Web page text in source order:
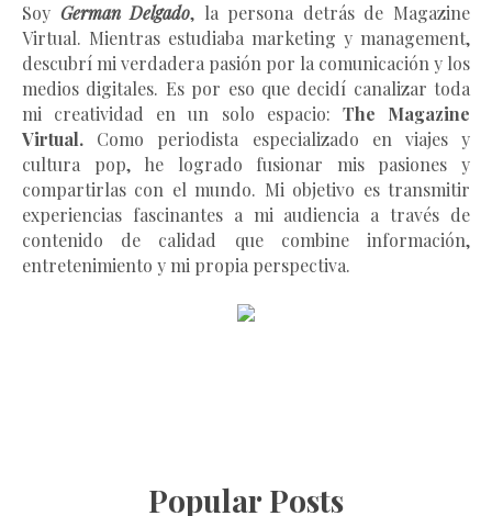
Soy German Delgado, la persona detrás de Magazine
Virtual. Mientras estudiaba marketing y management,
descubrí mi verdadera pasión por la comunicación y los
medios digitales. Es por eso que decidí canalizar toda
mi creatividad en un solo espacio: The Magazine
Virtual. Como periodista especializado en viajes y
cultura pop, he logrado fusionar mis pasiones y
compartirlas con el mundo. Mi objetivo es transmitir
experiencias fascinantes a mi audiencia a través de
contenido de calidad que combine información,
entretenimiento y mi propia perspectiva.
Popular Posts